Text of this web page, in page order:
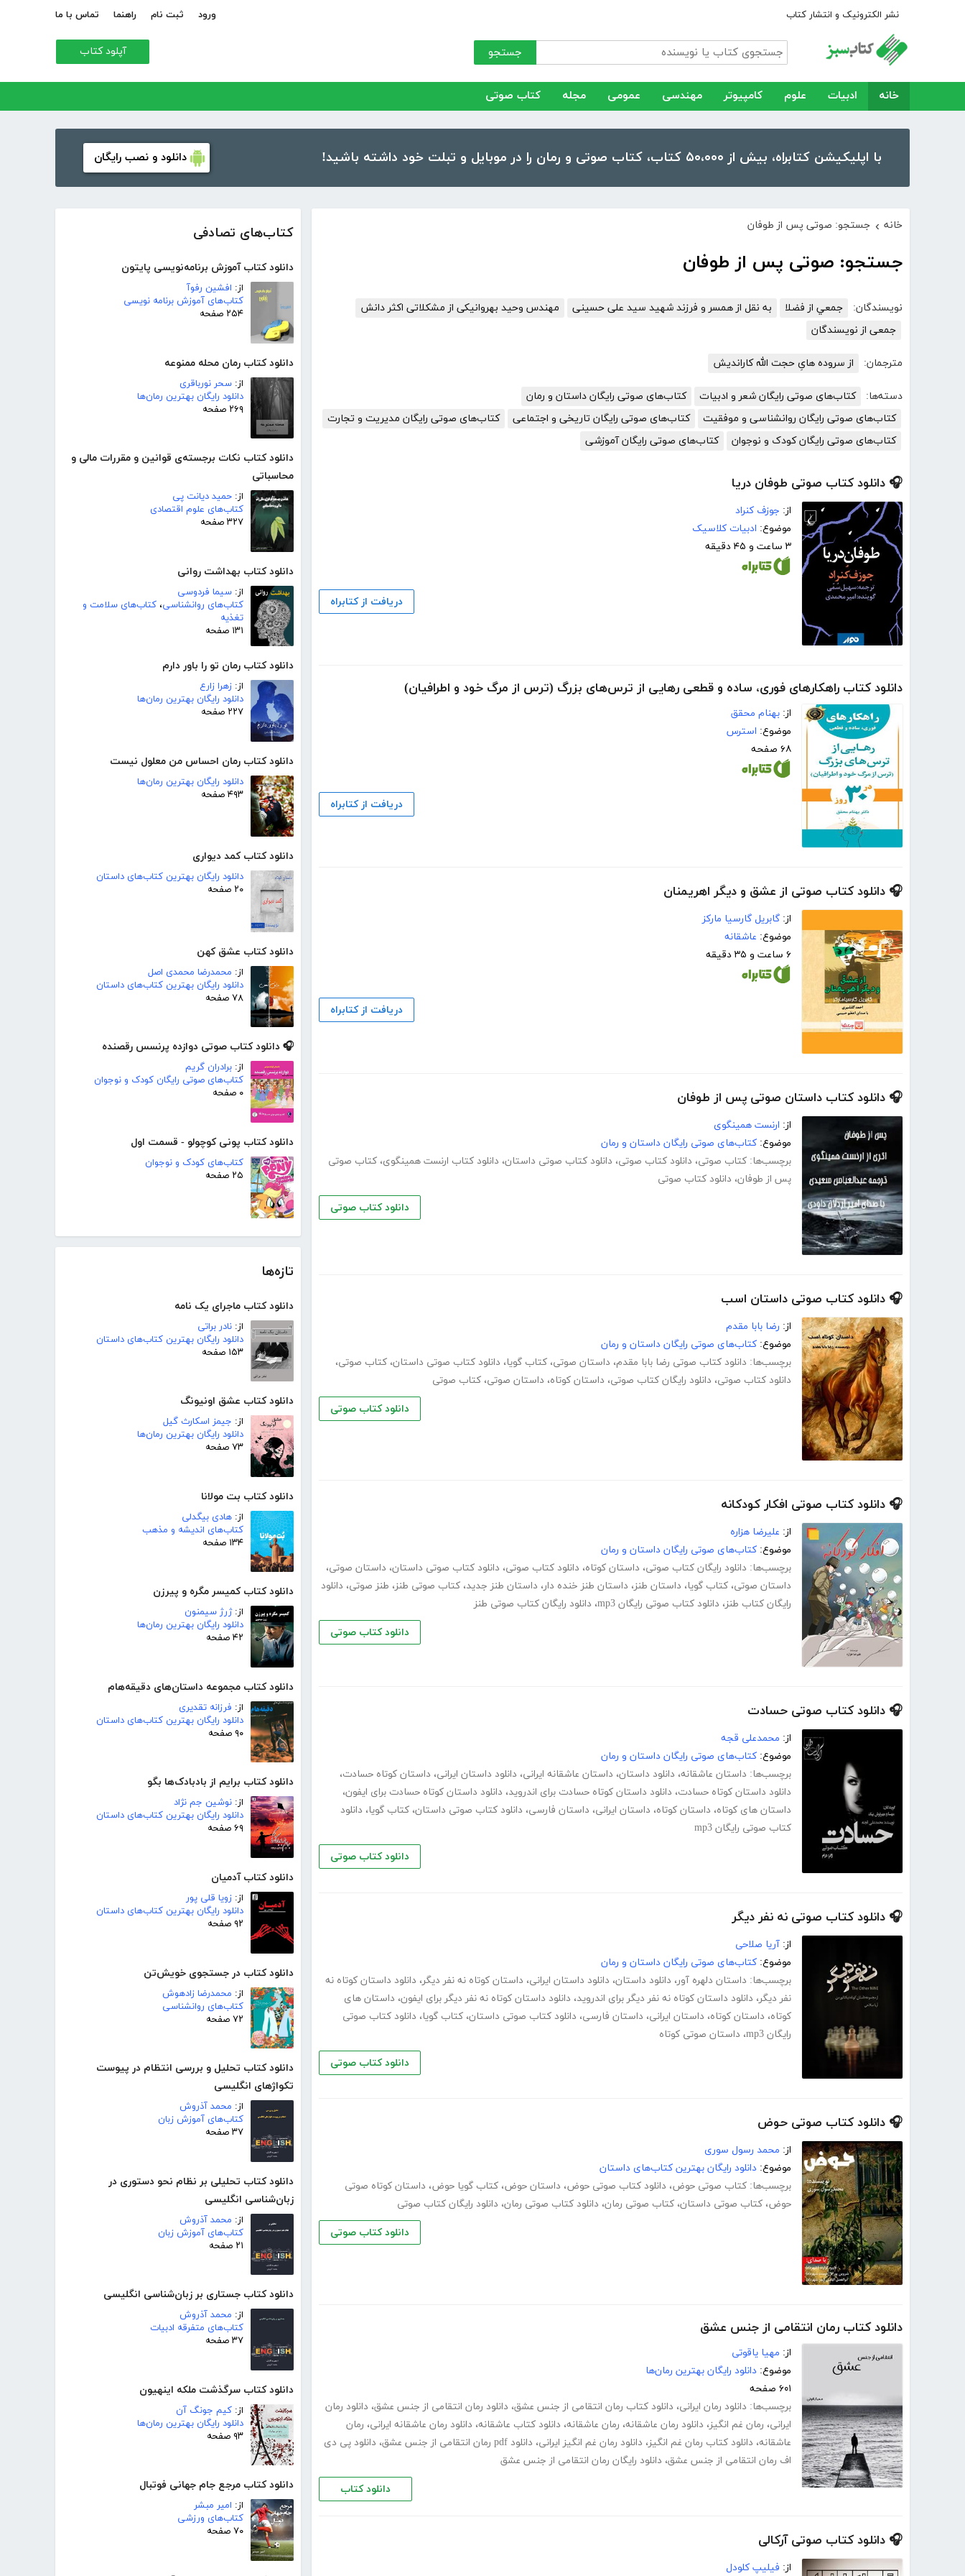
نشر الکترونیک و انتشار کتاب ورود ثبت نام راهنما تماس با ما
جستجو آپلود کتاب
خانه ادبیات علوم کامپیوتر مهندسی عمومی مجله کتاب صوتی
با اپلیکیشن کتابراه، بیش از ۵۰،۰۰۰ کتاب، کتاب صوتی و رمان را در موبایل و تبلت خود داشته باشید! دانلود و نصب رایگان
کتاب‌های تصادفی
دانلود کتاب آموزش برنامه‌نویسی پایتون
از: افشین رفوآ
کتاب‌های آموزش برنامه نویسی
۲۵۴ صفحه
دانلود کتاب رمان محله ممنوعه
از: سحر نورباقری
دانلود رایگان بهترین رمان‌ها
۲۶۹ صفحه
دانلود کتاب نکات برجسته‌ی قوانین و مقررات مالی و
محاسباتی
از: حمید دیانت پی
کتاب‌های علوم اقتصادی
۳۲۷ صفحه
دانلود کتاب بهداشت روانی
از: سیما فردوسی
کتاب‌های روانشناسی، کتاب‌های سلامت و
تغذیه
۱۳۱ صفحه
دانلود کتاب رمان تو را باور دارم
از: زهرا زارع
دانلود رایگان بهترین رمان‌ها
۲۲۷ صفحه
دانلود کتاب رمان احساس من معلول نیست
دانلود رایگان بهترین رمان‌ها
۴۹۳ صفحه
دانلود کتاب کمد دیواری
دانلود رایگان بهترین کتاب‌های داستان
۲۰ صفحه
دانلود کتاب عشق کهن
از: محمدرضا محمدی اصل
دانلود رایگان بهترین کتاب‌های داستان
۷۸ صفحه
🎧 دانلود کتاب صوتی دوازده پرنسس رقصنده
از: برادران گریم
کتاب‌های صوتی رایگان کودک و نوجوان
۰ صفحه
دانلود کتاب پونی کوچولو - قسمت اول
کتاب‌های کودک و نوجوان
۲۵ صفحه
تازه‌ها
دانلود کتاب ماجرای یک نامه
از: نادر براتی
دانلود رایگان بهترین کتاب‌های داستان
۱۵۳ صفحه
دانلود کتاب عشق اونیونگ
از: جیمز اسکارث گیل
دانلود رایگان بهترین رمان‌ها
۷۳ صفحه
دانلود کتاب بت مولانا
از: هادی بیگدلی
کتاب‌های اندیشه و مذهب
۱۳۴ صفحه
دانلود کتاب کمیسر مگره و پیرزن
از:ژرژ سیمنون
دانلود رایگان بهترین رمان‌ها
۴۲ صفحه
دانلود کتاب مجموعه داستان‌های دقیقه‌هام
از: فرزانه تقدیری
دانلود رایگان بهترین کتاب‌های داستان
۹۰ صفحه
دانلود کتاب برایم از بادبادک‌ها بگو
از: نوشین جم نژاد
دانلود رایگان بهترین کتاب‌های داستان
۶۹ صفحه
دانلود کتاب آدمیان
از: زویا قلی پور
دانلود رایگان بهترین کتاب‌های داستان
۹۲ صفحه
دانلود کتاب در جستجوی خویش‌تن
از: محمدرضا زادهوش
کتاب‌های روانشناسی
۷۲ صفحه
دانلود کتاب تحلیل و بررسی انتظام در پیوست
تکواژهای انگلیسی
از: محمد آذروش
کتاب‌های آموزش زبان
۳۷ صفحه
دانلود کتاب تحلیلی بر نظام نحو دستوری در
زبان‌شناسی انگلیسی
از: محمد آذروش
کتاب‌های آموزش زبان
۲۱ صفحه
دانلود کتاب جستاری بر زبان‌شناسی انگلیسی
از: محمد آذروش
کتاب‌های متفرقه ادبیات
۳۷ صفحه
دانلود کتاب سرگذشت ملکه اینهیون
از: کیم جونگ آن
دانلود رایگان بهترین رمان‌ها
۹۳ صفحه
دانلود کتاب مرجع جام جهانی فوتبال
از: امیر مبشر
کتاب‌های ورزشی
۷۰ صفحه
خانه › جستجو: صوتی پس از طوفان
جستجو: صوتی پس از طوفان
نویسندگان: جمعي از فضلا به نقل از همسر و فرزند شهید سید علی حسینی
مهندس وحید بهروانیکی از مشکلاتی اکثر دانش
جمعی از نویسندگان
مترجمان: از سروده هایِ حجت الله کاراندیش
دسته‌ها: کتاب‌های صوتی رایگان شعر و ادبیات
کتاب‌های صوتی رایگان داستان و رمان
کتاب‌های صوتی رایگان روانشناسی و موفقیت
کتاب‌های صوتی رایگان تاریخی و اجتماعی
کتاب‌های صوتی رایگان مدیریت و تجارت
کتاب‌های صوتی رایگان کودک و نوجوان
کتاب‌های صوتی رایگان آموزشی
🎧 دانلود کتاب صوتی طوفان دریا
از: جوزف کنراد
موضوع: ادبیات کلاسیک
۳ ساعت و ۴۵ دقیقه
دریافت از کتابراه
دانلود کتاب راهکارهای فوری، ساده و قطعی رهایی از ترس‌های بزرگ (ترس از مرگ خود و اطرافیان)
از: بهنام محقق
موضوع: استرس
۶۸ صفحه
دریافت از کتابراه
🎧 دانلود کتاب صوتی از عشق و دیگر اهریمنان
از: گابریل گارسیا مارکز
موضوع: عاشقانه
۶ ساعت و ۳۵ دقیقه
دریافت از کتابراه
🎧 دانلود کتاب داستان صوتی پس از طوفان
از: ارنست همینگوی
موضوع: کتاب‌های صوتی رایگان داستان و رمان
برچسب‌ها: کتاب صوتی، دانلود کتاب صوتی، دانلود کتاب صوتی داستان، دانلود کتاب ارنست همینگوی، کتاب صوتی
پس از طوفان، دانلود کتاب صوتی
دانلود کتاب صوتی
🎧 دانلود کتاب صوتی داستان اسب
از: رضا بابا مقدم
موضوع: کتاب‌های صوتی رایگان داستان و رمان
برچسب‌ها: دانلود کتاب صوتی رضا بابا مقدم، داستان صوتی، کتاب گویا، دانلود کتاب صوتی داستان، کتاب صوتی،
دانلود کتاب صوتی، دانلود رایگان کتاب صوتی، داستان کوتاه، داستان صوتی، کتاب صوتی
دانلود کتاب صوتی
🎧 دانلود کتاب صوتی افکار کودکانه
از: علیرضا هزاره
موضوع: کتاب‌های صوتی رایگان داستان و رمان
برچسب‌ها: دانلود رایگان کتاب صوتی، داستان کوتاه، دانلود کتاب صوتی، دانلود کتاب صوتی داستان، داستان صوتی،
داستان صوتی، کتاب گویا، داستان طنز، داستان طنز خنده دار، داستان طنز جدید، کتاب صوتی طنز، طنز صوتی، دانلود
رایگان کتاب طنز، دانلود کتاب صوتی رایگان mp3 ، دانلود رایگان کتاب صوتی طنز
دانلود کتاب صوتی
🎧 دانلود کتاب صوتی حسادت
از: محمدعلی قجه
موضوع: کتاب‌های صوتی رایگان داستان و رمان
برچسب‌ها: داستان عاشقانه، دانلود داستان، داستان عاشقانه ایرانی، دانلود داستان ایرانی، داستان کوتاه حسادت،
دانلود داستان کوتاه حسادت، دانلود داستان کوتاه حسادت برای اندروید، دانلود داستان کوتاه حسادت برای ایفون،
داستان های کوتاه، داستان کوتاه، داستان ایرانی، داستان فارسی، دانلود کتاب صوتی داستان، کتاب گویا، دانلود
کتاب صوتی رایگان mp3
دانلود کتاب صوتی
🎧 دانلود کتاب صوتی نه نفر دیگر
از: آریا صلاحی
موضوع: کتاب‌های صوتی رایگان داستان و رمان
برچسب‌ها: داستان دلهره آور، دانلود داستان، دانلود داستان ایرانی، داستان کوتاه نه نفر دیگر، دانلود داستان کوتاه نه
نفر دیگر، دانلود داستان کوتاه نه نفر دیگر برای اندروید، دانلود داستان کوتاه نه نفر دیگر برای ایفون، داستان های
کوتاه، داستان کوتاه، داستان ایرانی، داستان فارسی، دانلود کتاب صوتی داستان، کتاب گویا، دانلود کتاب صوتی
رایگان mp3
، داستان صوتی کوتاه
دانلود کتاب صوتی
🎧 دانلود کتاب صوتی حوض
از: محمد رسول سوری
موضوع: دانلود رایگان بهترین کتاب‌های داستان
برچسب‌ها: کتاب صوتی حوض، دانلود کتاب صوتی حوض، داستان حوض، کتاب گویا حوض، داستان کوتاه صوتی
حوض، کتاب صوتی داستان، کتاب صوتی رمان، دانلود کتاب صوتی رمان، دانلود رایگان کتاب صوتی
دانلود کتاب صوتی
دانلود کتاب رمان انتقامی از جنس عشق
از: مهیا یاقوتی
موضوع: دانلود رایگان بهترین رمان‌ها
۶۰۱ صفحه
برچسب‌ها: دانلود رمان ایرانی، دانلود کتاب رمان انتقامی از جنس عشق، دانلود رمان انتقامی از جنس عشق، دانلود رمان
ایرانی، رمان غم انگیز، دانلود رمان عاشقانه، رمان عاشقانه، دانلود کتاب عاشقانه، دانلود رمان عاشقانه ایرانی، رمان
عاشقانه، دانلود کتاب رمان غم انگیز، دانلود رمان غم انگیز ایرانی، دانلود pdf رمان انتقامی از جنس عشق ، دانلود پی دی
اف رمان انتقامی از جنس عشق، دانلود رایگان رمان انتقامی از جنس عشق
دانلود کتاب
🎧 دانلود کتاب صوتی آرکالی
از: فیلیپ کلودل